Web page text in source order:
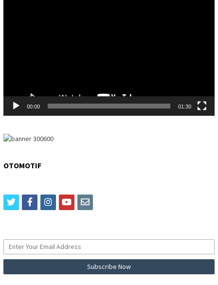
00:00 01:30
OTOMOTIF
twitterfacebookinstagram
youtubeemail